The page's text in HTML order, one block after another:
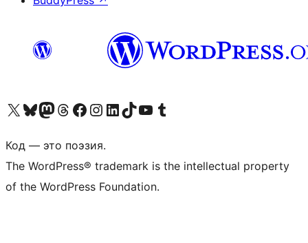
Посетите нас в X (ранее Twitter)
Посетите нашу учётную запись в Bluesky
Посетите нашу ленту в Mastodon
Посетите нашу учётную запись в Threads
Посетите нашу страницу на Facebook
Посетите наш Instagram
Посетите нашу страницу в LinkedIn
Посетите нашу учётную запись в TikTok
Посетите наш канал YouTube
Посетите нашу учётную запись в Tumblr
Код — это поэзия.
The WordPress® trademark is the intellectual property
of the WordPress Foundation.